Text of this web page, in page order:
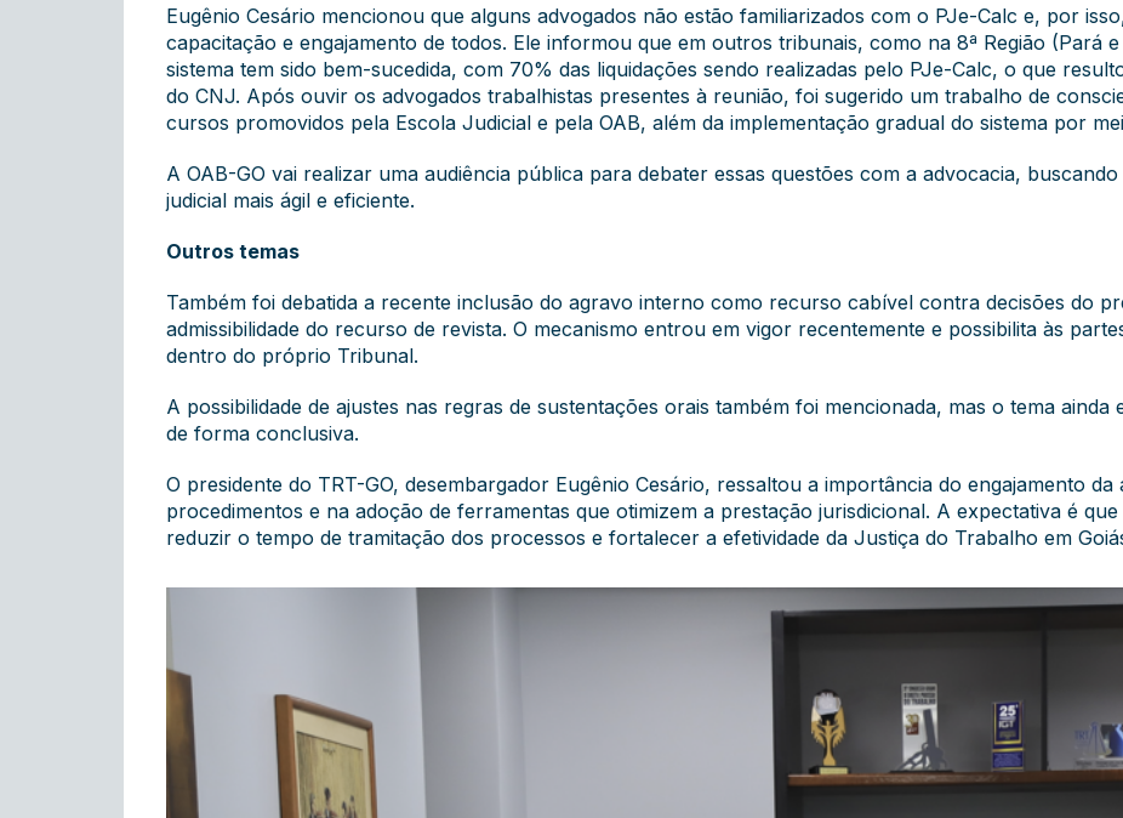
Eugênio Cesário mencionou que alguns advogados não estão familiarizados com o PJe-Calc e, por
capacitação e engajamento de todos. Ele informou que em outros tribunais, como na 8ª Região (Pará
sistema tem sido bem-sucedida, com 70% das liquidações sendo realizadas pelo PJe-Calc, o que
do CNJ. Após ouvir os advogados trabalhistas presentes à reunião, foi sugerido um trabalho de
cursos promovidos pela Escola Judicial e pela OAB, além da implementação gradual do sistema por
A OAB-GO vai realizar uma audiência pública para debater essas questões com a advocacia,
judicial mais ágil e eficiente.
Outros temas
Também foi debatida a recente inclusão do agravo interno como recurso cabível contra decisões do
admissibilidade do recurso de revista. O mecanismo entrou em vigor recentemente e possibilita às
dentro do próprio Tribunal.
A possibilidade de ajustes nas regras de sustentações orais também foi mencionada, mas o tema
de forma conclusiva.
O presidente do TRT-GO, desembargador Eugênio Cesário, ressaltou a importância do engajamento
procedimentos e na adoção de ferramentas que otimizem a prestação jurisdicional. A expectativa é
reduzir o tempo de tramitação dos processos e fortalecer a efetividade da Justiça do Trabalho em